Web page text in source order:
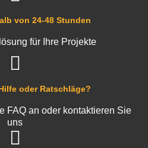
oder Ratschläge?
FAQ an oder kontaktieren Sie
uns
von 24-48 Stunden
für Ihre Projekte